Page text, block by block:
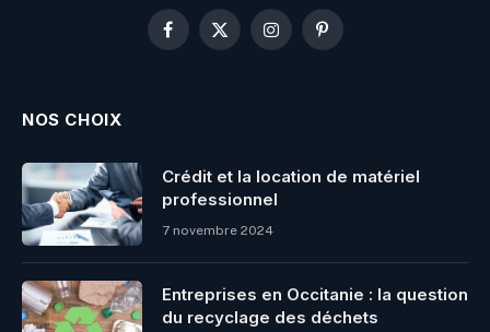
Facebook
X
InstagramPinterest
NOS CHOIX
Crédit et la location de matériel
professionnel
7 novembre 2024
Entreprises en Occitanie : la question
du recyclage des déchets